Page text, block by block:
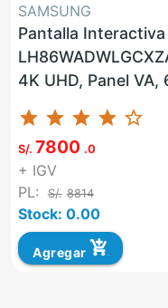
SAMSUNG
Pantalla
4K UHD, Panel VA,
star star star star star_border
S/. 7800 .0
+ IGV
PL:
S/. 8814
Stock: 0.00
Agregar add_shopping_cart